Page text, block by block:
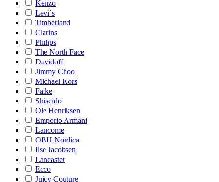
Kenzo
Levi´s
Timberland
Clarins
Philips
The North Face
Davidoff
Jimmy Choo
Michael Kors
Falke
Shiseido
Ole Henriksen
Emporio Armani
Lancome
OBH Nordica
Ilse Jacobsen
Lancaster
Ecco
Juicy Couture